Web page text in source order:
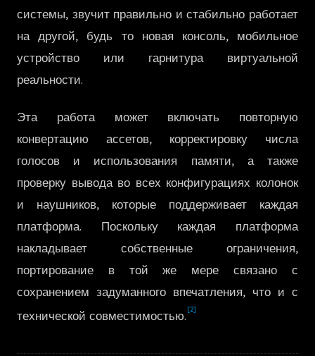
системы, звучит правильно и стабильно работает
на другой, будь то новая консоль, мобильное
устройство или гарнитура виртуальной
реальности.
Эта работа может включать повторную
конвертацию ассетов, корректировку числа
голосов и использования памяти, а также
проверку вывода во всех конфигурациях колонок
и наушников, которые поддерживает каждая
платформа. Поскольку каждая платформа
накладывает собственные ограничения,
портирование в той же мере связано с
сохранением задуманного впечатления, что и с
технической совместимостью. [2]